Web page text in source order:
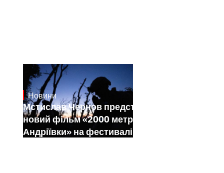
Новини
Мстислав Чернов представить свій
новий фільм «2000 метрів до
Андріївки» на фестивалі Sundance